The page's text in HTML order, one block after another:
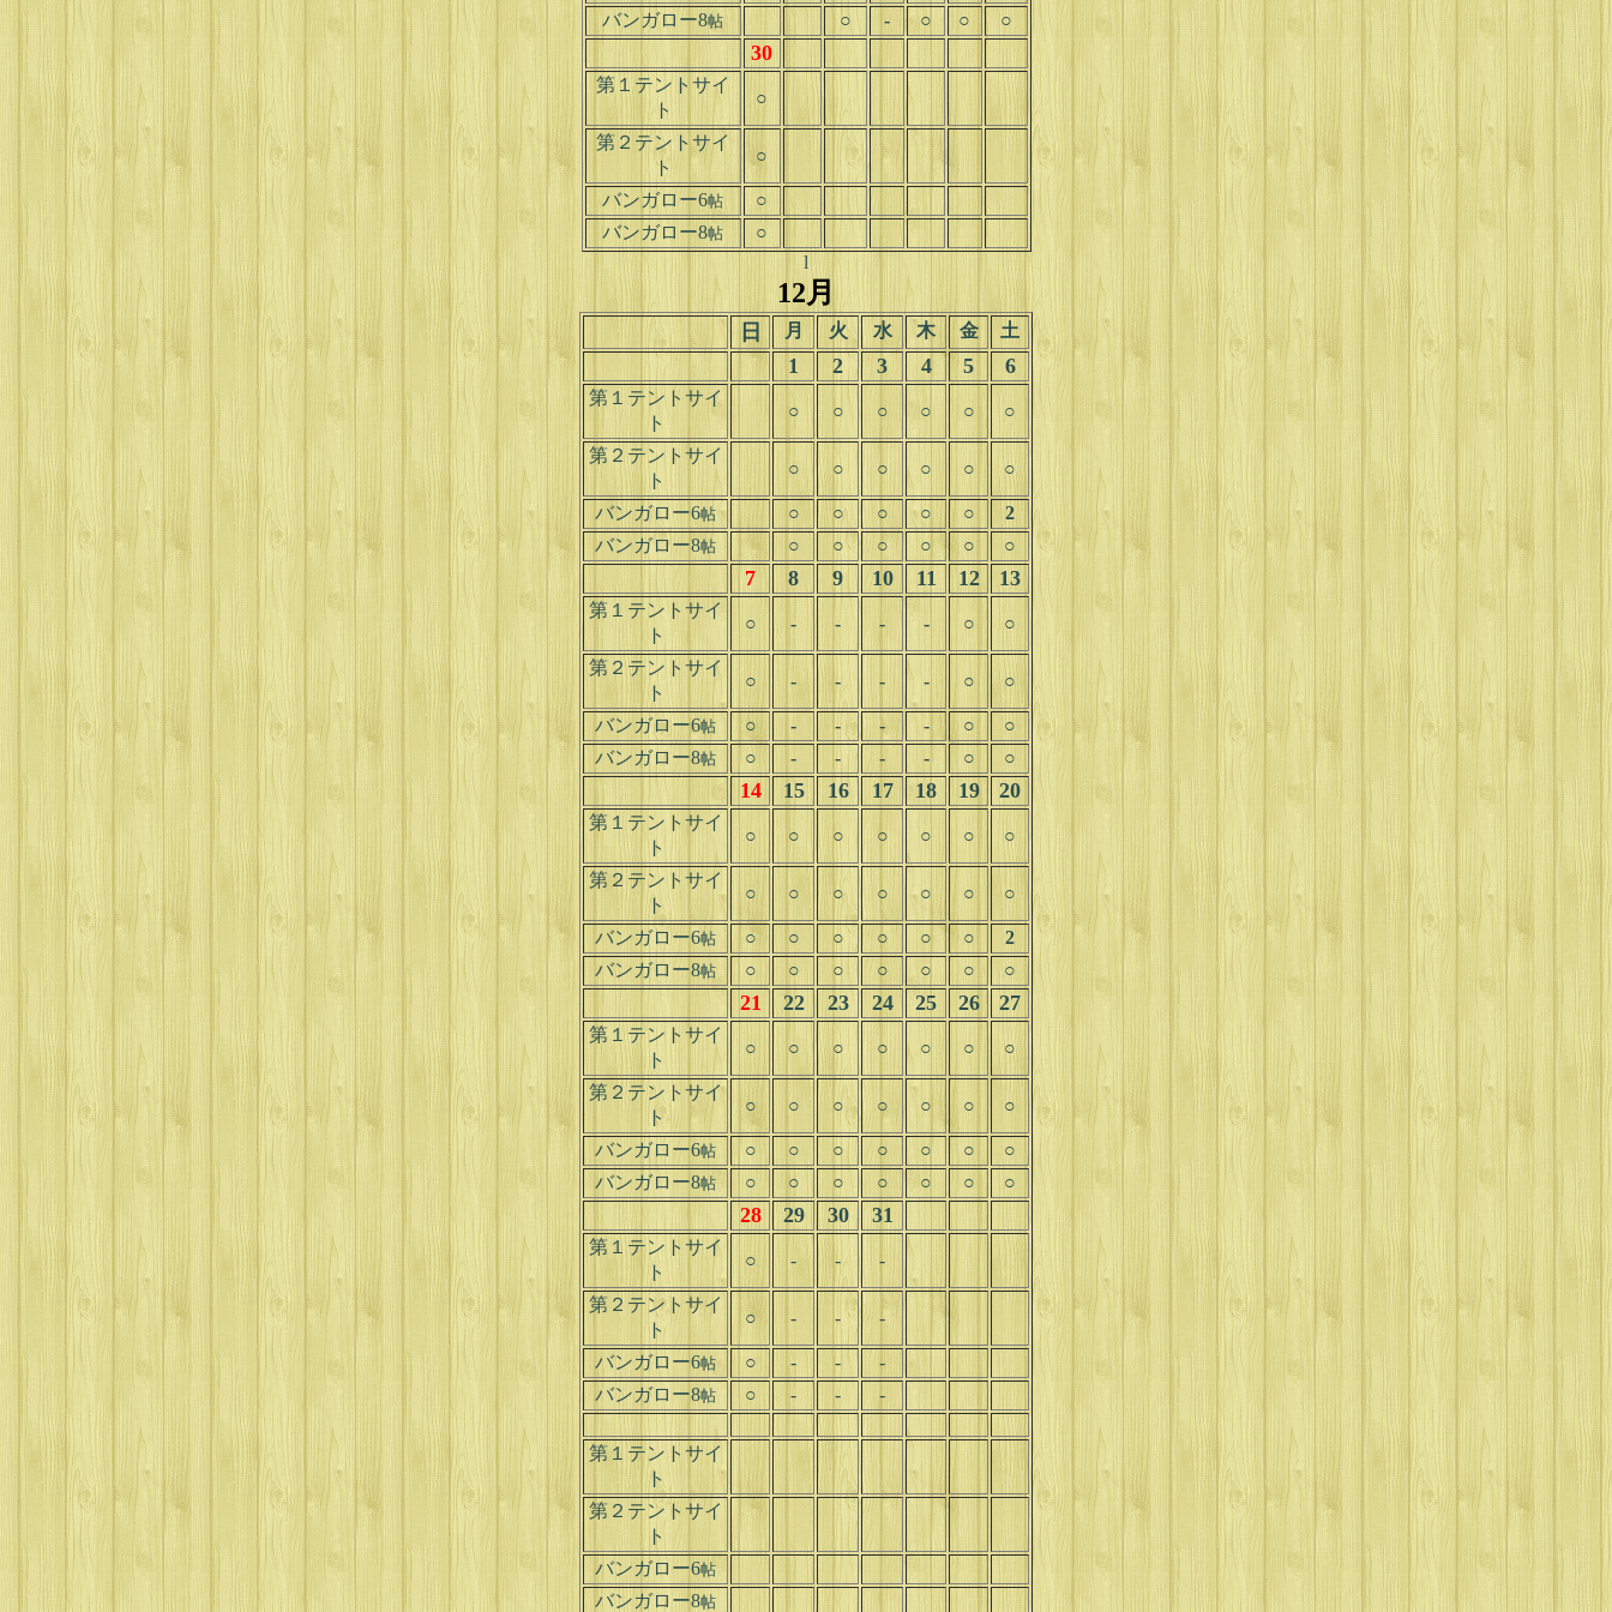
バンガロー8帖 ○ - ○ ○ ○
30
第１テントサイ
ト
○
第２テントサイ
ト
○
バンガロー6帖
○
バンガロー8帖
○
l
12月
日 月 火 水 木 金 土
1 2 3 4 5 6
第１テントサイ
ト
○ ○ ○ ○ ○ ○
第２テントサイ
ト
○ ○ ○ ○ ○ ○
バンガロー6帖 ○ ○ ○ ○ ○
2
バンガロー8帖 ○ ○ ○ ○ ○ ○
7 8 9 10 11 12 13
第１テントサイ
ト
○ - - - - ○ ○
第２テントサイ
ト
○ - - - - ○ ○
バンガロー6帖 ○ - - - - ○
○
バンガロー8帖 ○ - - - - ○ ○
14 15 16 17 18 19 20
第１テントサイ
ト
○ ○ ○ ○ ○ ○ ○
第２テントサイ
ト
○ ○ ○ ○ ○ ○ ○
バンガロー6帖 ○ ○ ○ ○ ○ ○
2
バンガロー8帖 ○ ○ ○ ○ ○ ○ ○
21 22 23 24 25 26 27
第１テントサイ
ト
○ ○ ○ ○ ○ ○ ○
第２テントサイ
ト
○ ○ ○ ○ ○ ○ ○
バンガロー6帖 ○ ○ ○ ○ ○ ○
○
バンガロー8帖 ○ ○ ○ ○ ○ ○ ○
28 29 30 31
第１テントサイ
ト
○ - - -
第２テントサイ
ト
○ - - -
バンガロー6帖 ○ - -
-
バンガロー8帖 ○ - - -
第１テントサイ
ト
第２テントサイ
ト
バンガロー6帖
バンガロー8帖